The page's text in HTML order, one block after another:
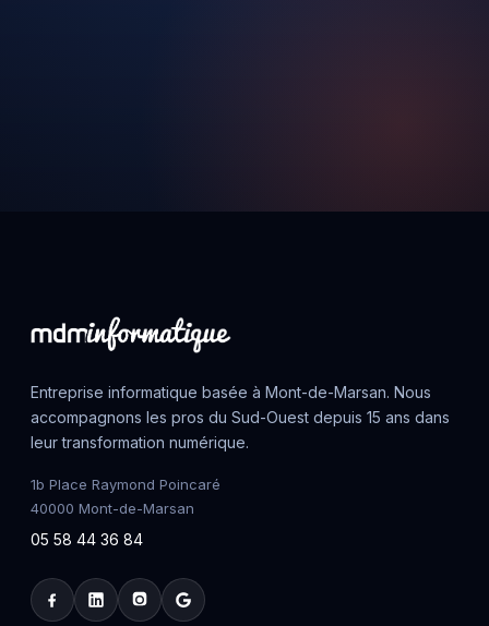
Entreprise informatique basée à Mont-de-Marsan. Nous
accompagnons les pros du Sud-Ouest depuis 15 ans dans
leur transformation numérique.
1b Place Raymond Poincaré
40000 Mont-de-Marsan
05 58 44 36 84